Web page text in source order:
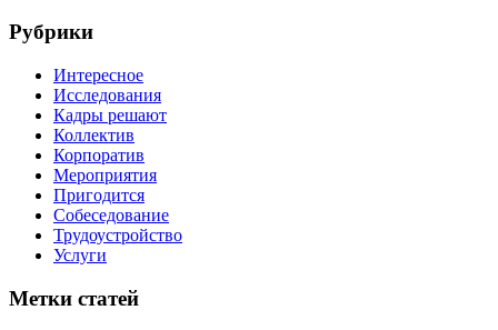
Рубрики
Интересное
Исследования
Кадры решают
Коллектив
Корпоратив
Мероприятия
Пригодится
Собеседование
Трудоустройство
Услуги
Метки статей